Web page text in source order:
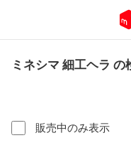
ミネシマ 細工ヘラ の
販売中のみ表示